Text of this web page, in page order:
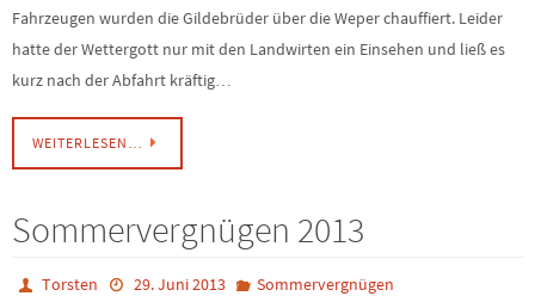
Fahrzeugen wurden die Gildebrüder über die Weper chauffiert. Leider
hatte der Wettergott nur mit den Landwirten ein Einsehen und ließ es
kurz nach der Abfahrt kräftig…
WEITERLESEN…
Sommervergnügen 2013
Torsten 29. Juni 2013 Sommervergnügen